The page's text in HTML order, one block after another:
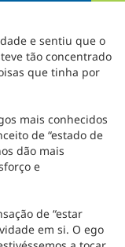
e sentiu que o
tão concentrado
que tinha por
mais conhecidos
de “estado de
dão mais
e
de “estar
em si. O ego